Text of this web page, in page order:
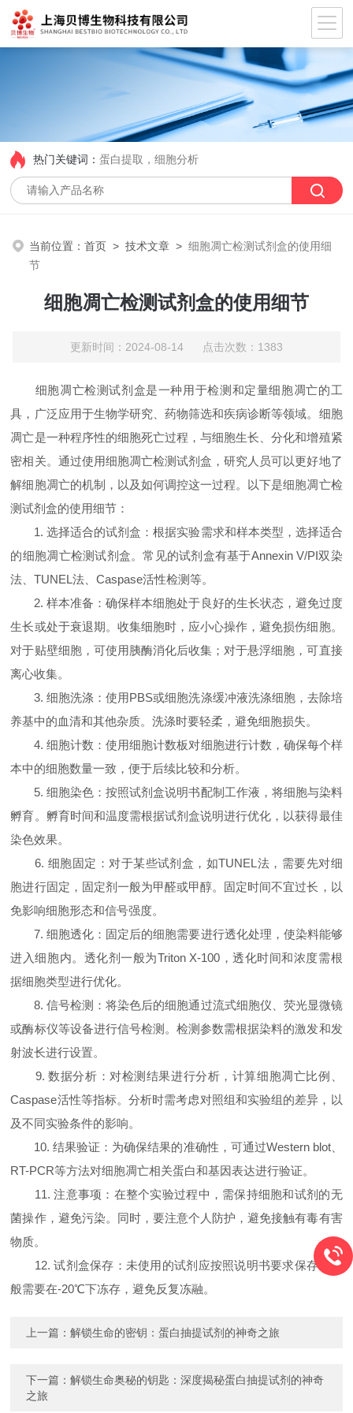
热门关键词：蛋白提取，细胞分析
当前位置：首页 >技术文章 >细胞凋亡检测试剂盒的使用细
节
细胞凋亡检测试剂盒的使用细节
更新时间：2024-08-14 点击次数：1383
细胞凋亡检测试剂盒是一种用于检测和定量细胞凋亡的工
具，广泛应用于生物学研究、药物筛选和疾病诊断等领域。细胞
凋亡是一种程序性的细胞死亡过程，与细胞生长、分化和增殖紧
密相关。通过使用细胞凋亡检测试剂盒，研究人员可以更好地了
解细胞凋亡的机制，以及如何调控这一过程。以下是细胞凋亡检
测试剂盒的使用细节：
1. 选择适合的试剂盒：根据实验需求和样本类型，选择适合
的细胞凋亡检测试剂盒。常见的试剂盒有基于Annexin V/PI双染
法、TUNEL法、Caspase活性检测等。
2. 样本准备：确保样本细胞处于良好的生长状态，避免过度
生长或处于衰退期。收集细胞时，应小心操作，避免损伤细胞。
对于贴壁细胞，可使用胰酶消化后收集；对于悬浮细胞，可直接
离心收集。
3. 细胞洗涤：使用PBS或细胞洗涤缓冲液洗涤细胞，去除培
养基中的血清和其他杂质。洗涤时要轻柔，避免细胞损失。
4. 细胞计数：使用细胞计数板对细胞进行计数，确保每个样
本中的细胞数量一致，便于后续比较和分析。
5. 细胞染色：按照试剂盒说明书配制工作液，将细胞与染料
孵育。孵育时间和温度需根据试剂盒说明进行优化，以获得最佳
染色效果。
6. 细胞固定：对于某些试剂盒，如TUNEL法，需要先对细
胞进行固定，固定剂一般为甲醛或甲醇。固定时间不宜过长，以
免影响细胞形态和信号强度。
7. 细胞透化：固定后的细胞需要进行透化处理，使染料能够
进入细胞内。透化剂一般为Triton X-100，透化时间和浓度需根
据细胞类型进行优化。
8. 信号检测：将染色后的细胞通过流式细胞仪、荧光显微镜
或酶标仪等设备进行信号检测。检测参数需根据染料的激发和发
射波长进行设置。
9. 数据分析：对检测结果进行分析，计算细胞凋亡比例、
Caspase活性等指标。分析时需考虑对照组和实验组的差异，以
及不同实验条件的影响。
10. 结果验证：为确保结果的准确性，可通过Western blot、
RT-PCR等方法对细胞凋亡相关蛋白和基因表达进行验证。
11. 注意事项：在整个实验过程中，需保持细胞和试剂的无
菌操作，避免污染。同时，要注意个人防护，避免接触有毒有害
物质。
12. 试剂盒保存：未使用的试剂应按照说明书要求保存，一
般需要在-20℃下冻存，避免反复冻融。
上一篇：解锁生命的密钥：蛋白抽提试剂的神奇之旅
下一篇：解锁生命奥秘的钥匙：深度揭秘蛋白抽提试剂的神奇
之旅